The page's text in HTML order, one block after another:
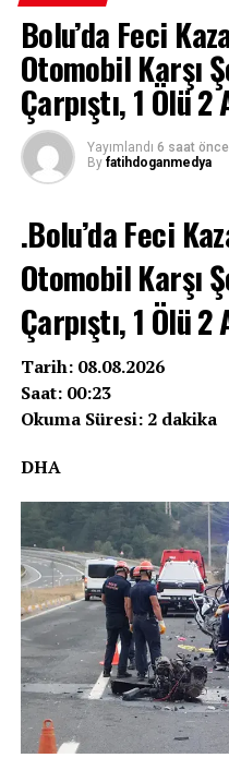
Bolu’da Feci
Otomobil Karşı
Çarpıştı, 1 Ölü 2
Yayımlandı 6 saat önce
By fatihdoganmedya
.Bolu’da Feci
Otomobil Karşı
Çarpıştı, 1 Ölü 2
Tarih: 08.08.2026
Saat: 00:23
Okuma Süresi: 2 dakika
DHA